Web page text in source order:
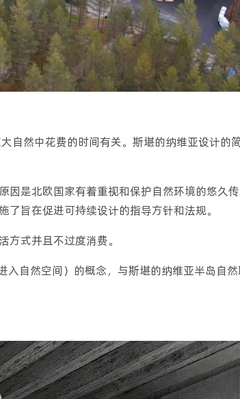
自然中花费的时间有关。斯堪的纳维亚设计的
是北欧国家有着重视和保护自然环境的悠久
旨在促进可持续设计的指导方针和法规。
式并且不过度消费。
自然空间）的概念，与斯堪的纳维亚半岛自